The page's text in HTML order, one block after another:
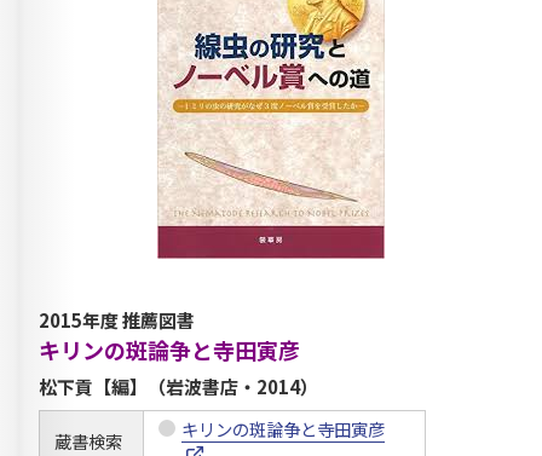
2015年度 推薦図書
キリンの斑論争と寺田寅彦
松下貢【編】（岩波書店・2014）
蔵書検索 キリンの斑論争と寺田寅彦